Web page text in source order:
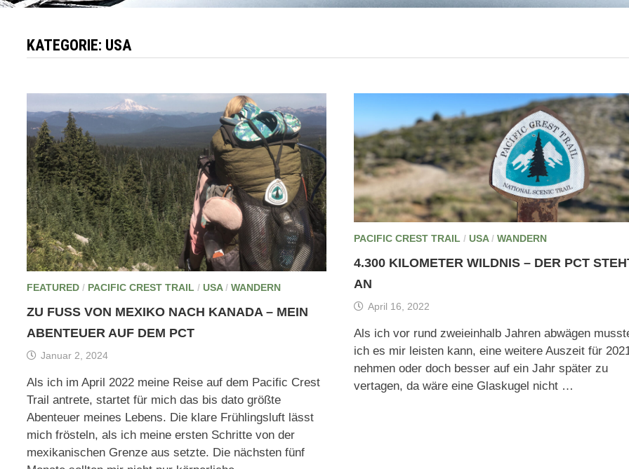
KATEGORIE: USA
FEATURED / PACIFIC CREST TRAIL /USA/WANDERN
ZU FUSS VON MEXIKO NACH KANADA – MEIN A
BENTEUER AUF DEM PCT
Januar 2, 2024
Als ich im April 2022 meine Reise auf dem Pacific Crest
Trail antrete, startet für mich das bis dato größte
Abenteuer meines Lebens. Die klare Frühlingsluft lässt
mich frösteln, als ich meine ersten Schritte von der
mexikanischen Grenze aus setzte. Die nächsten fünf
PACIFIC CREST TRAIL / USA/ WANDERN
4.300 KILOMETER WILDNIS – DER PCT
AN
April 16, 2022
Als ich vor rund zweieinhalb Jahren abwägen
ich es mir leisten kann, eine weitere Auszeit für
nehmen oder doch besser auf ein Jahr später zu
vertagen, da wäre eine Glaskugel nicht …